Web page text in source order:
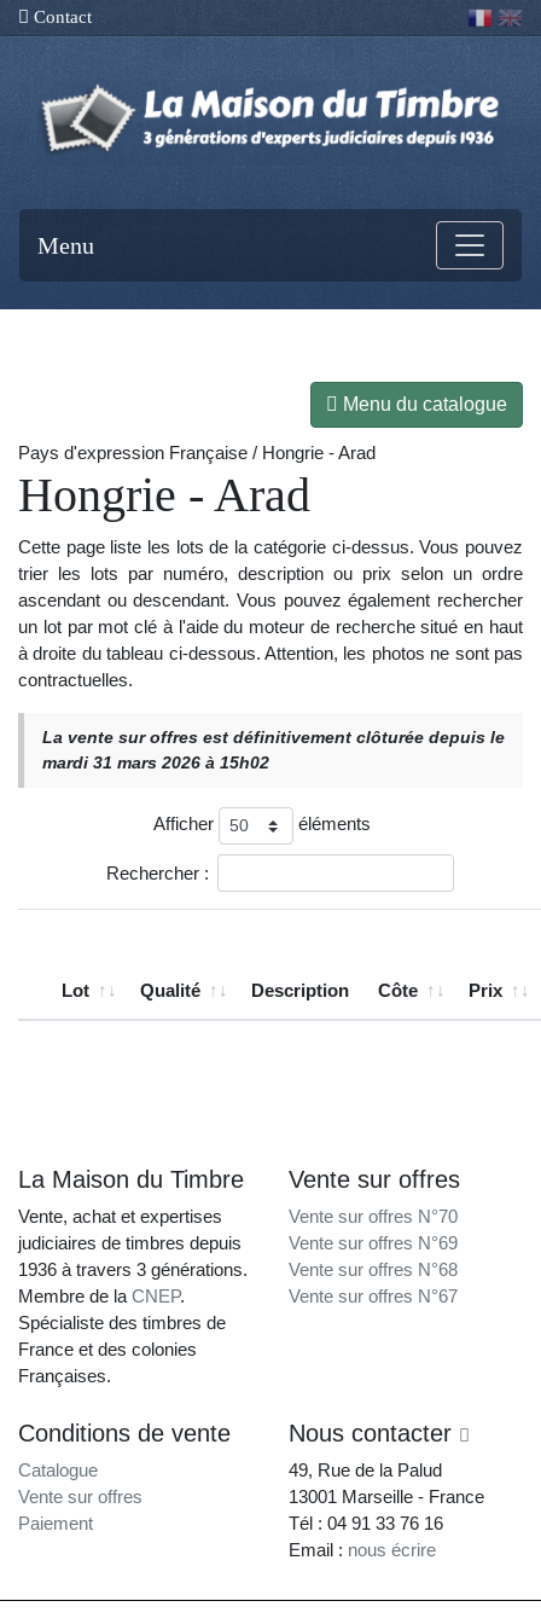
Contact
Menu
Menu du catalogue
Pays d'expression Française / Hongrie - Arad
Hongrie - Arad
Cette page liste les lots de la catégorie ci-dessus. Vous pouvez
trier les lots par numéro, description ou prix selon un ordre
ascendant ou descendant. Vous pouvez également rechercher
un lot par mot clé à l'aide du moteur de recherche situé en haut
à droite du tableau ci-dessous. Attention, les photos ne sont pas
contractuelles.
La vente sur offres est définitivement clôturée depuis le
mardi 31 mars 2026 à 15h02
Afficher éléments
Rechercher :
Lot Qualité Description Côte Prix
La Maison du Timbre
Vente, achat et expertises
judiciaires de timbres depuis
1936 à travers 3 générations.
Membre de la CNEP.
Spécialiste des timbres de
France et des colonies
Françaises.
Vente sur offres
Vente sur offres N°70
Vente sur offres N°69
Vente sur offres N°68
Vente sur offres N°67
Conditions de vente
Catalogue
Vente sur offres
Paiement
Nous contacter
49, Rue de la Palud
13001 Marseille - France
Tél : 04 91 33 76 16
Email : nous écrire